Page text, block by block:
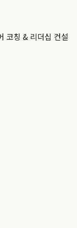
코칭 & 리더십 컨설